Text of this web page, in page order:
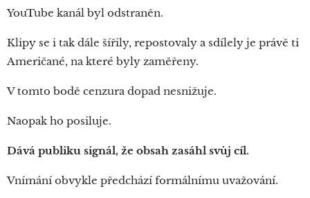
YouTube kanál byl odstraněn.
Klipy se i tak dále šířily, repostovaly a sdílely je právě ti
Američané, na které byly zaměřeny.
V tomto bodě cenzura dopad nesnižuje.
Naopak ho posiluje.
Dává publiku signál, že obsah zasáhl svůj cíl.
Vnímání obvykle předchází formálnímu uvažování.